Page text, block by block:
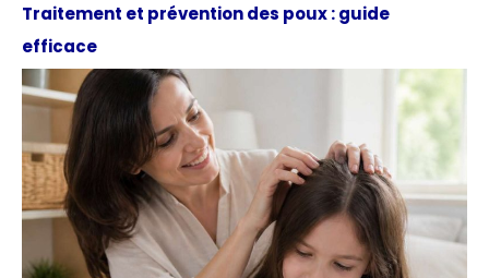
Traitement et prévention des poux : guide
efficace